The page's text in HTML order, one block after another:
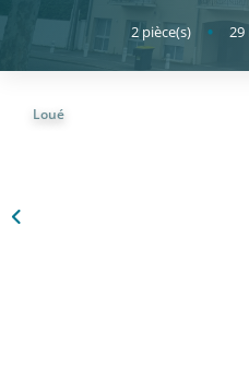
NOTRE
2 pièce(s) • 29
Loué